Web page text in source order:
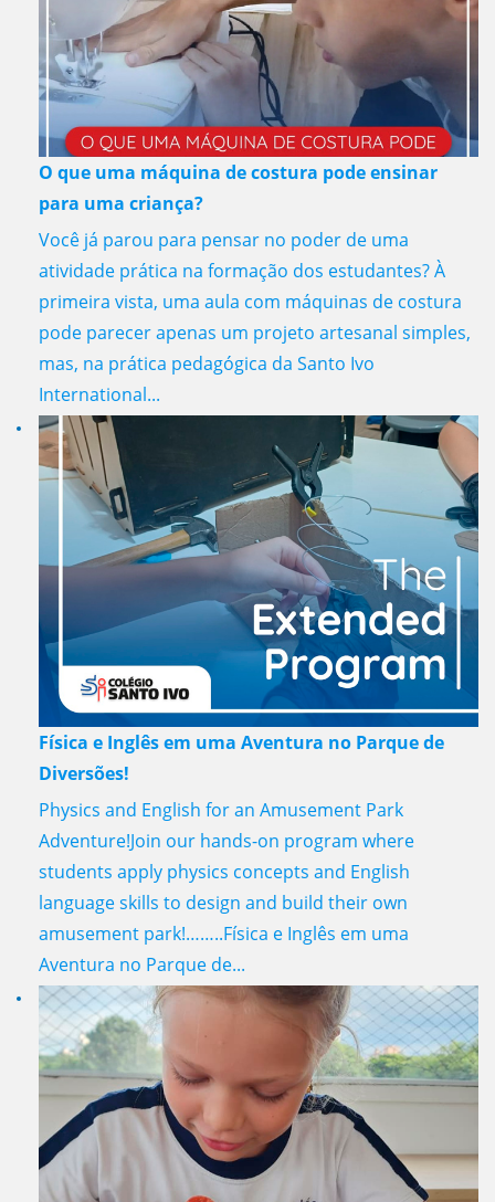
O que uma máquina de costura pode ensinar
para uma criança?
Você já parou para pensar no poder de uma
atividade prática na formação dos estudantes? À
primeira vista, uma aula com máquinas de costura
pode parecer apenas um projeto artesanal simples,
mas, na prática pedagógica da Santo Ivo
International...
Física e Inglês em uma Aventura no Parque de
Diversões!
Physics and English for an Amusement Park
Adventure!Join our hands-on program where
students apply physics concepts and English
language skills to design and build their own
amusement park!……..Física e Inglês em uma
Aventura no Parque de...